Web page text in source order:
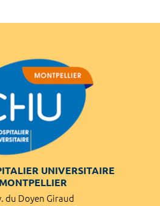
UNIVERSITAIRE
du Doyen Giraud